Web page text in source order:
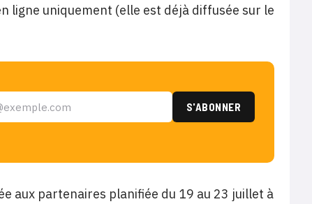
ligne uniquement (elle est déjà diffusée sur le
aux partenaires planifiée du 19 au 23 juillet à